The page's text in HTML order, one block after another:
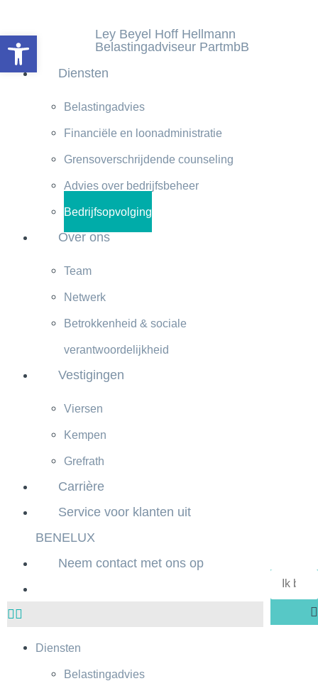
Ley Beyel Hoff Hellmann
Belastingadviseur PartmbB
Diensten
Belastingadvies
Financiële en loonadministratie
Grensoverschrijdende counseling
Advies over bedrijfsbeheer
Bedrijfsopvolging
Over ons
Team
Netwerk
Betrokkenheid & sociale
verantwoordelijkheid
Vestigingen
Viersen
Kempen
Grefrath
Carrière
Service voor klanten uit
BENELUX
Neem contact met ons op
Diensten
Belastingadvies
Toolbar openen